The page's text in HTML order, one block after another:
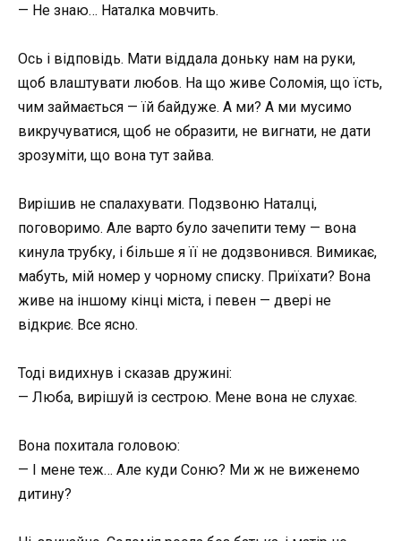
— Не знаю… Наталка мовчить.
Ось і відповідь. Мати віддала доньку нам на руки,
щоб влаштувати любов. На що живе Соломія, що їсть,
чим займається — їй байдуже. А ми? А ми мусимо
викручуватися, щоб не образити, не вигнати, не дати
зрозуміти, що вона тут зайва.
Вирішив не спалахувати. Подзвоню Наталці,
поговоримо. Але варто було зачепити тему — вона
кинула трубку, і більше я її не додзвонився. Вимикає,
мабуть, мій номер у чорному списку. Приїхати? Вона
живе на іншому кінці міста, і певен — двері не
відкриє. Все ясно.
Тоді видихнув і сказав дружині:
— Люба, вирішуй із сестрою. Мене вона не слухає.
Вона похитала головою:
— І мене теж… Але куди Соню? Ми ж не виженемо
дитину?